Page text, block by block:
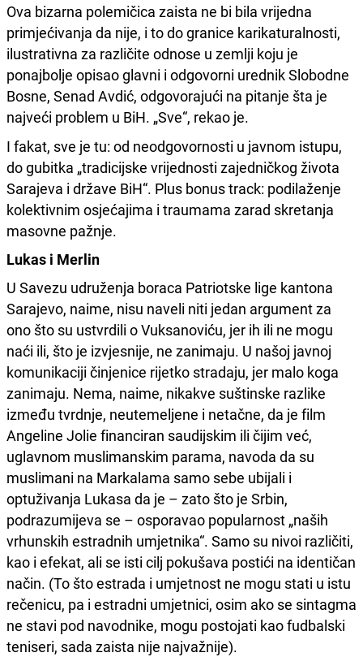
Ova bizarna polemičica zaista ne bi bila vrijedna
primjećivanja da nije, i to do granice karikaturalnosti,
ilustrativna za različite odnose u zemlji koju je
ponajbolje opisao glavni i odgovorni urednik Slobodne
Bosne, Senad Avdić, odgovorajući na pitanje šta je
najveći problem u BiH. „Sve“, rekao je.
I fakat, sve je tu: od neodgovornosti u javnom istupu,
do gubitka „tradicijske vrijednosti zajedničkog života
Sarajeva i države BiH“. Plus bonus track: podilaženje
kolektivnim osjećajima i traumama zarad skretanja
masovne pažnje.
Lukas i Merlin
U Savezu udruženja boraca Patriotske lige kantona
Sarajevo, naime, nisu naveli niti jedan argument za
ono što su ustvrdili o Vuksanoviću, jer ih ili ne mogu
naći ili, što je izvjesnije, ne zanimaju. U našoj javnoj
komunikaciji činjenice rijetko stradaju, jer malo koga
zanimaju. Nema, naime, nikakve suštinske razlike
između tvrdnje, neutemeljene i netačne, da je film
Angeline Jolie financiran saudijskim ili čijim već,
uglavnom muslimanskim parama, navoda da su
muslimani na Markalama samo sebe ubijali i
optuživanja Lukasa da je – zato što je Srbin,
podrazumijeva se – osporavao popularnost „naših
vrhunskih estradnih umjetnika“. Samo su nivoi različiti,
kao i efekat, ali se isti cilj pokušava postići na identičan
način. (To što estrada i umjetnost ne mogu stati u istu
rečenicu, pa i estradni umjetnici, osim ako se sintagma
ne stavi pod navodnike, mogu postojati kao fudbalski
teniseri, sada zaista nije najvažnije).